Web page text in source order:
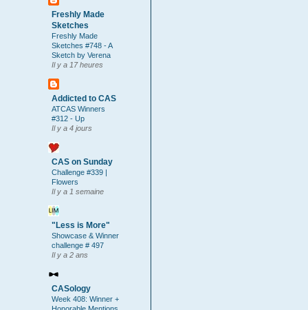
Freshly Made
Sketches
Freshly Made
Sketches #748 - A
Sketch by Verena
Il y a 17 heures
Addicted to CAS
ATCAS Winners
#312 - Up
Il y a 4 jours
CAS on Sunday
Challenge #339 |
Flowers
Il y a 1 semaine
"Less is More"
Showcase & Winner
challenge # 497
Il y a 2 ans
CASology
Week 408: Winner +